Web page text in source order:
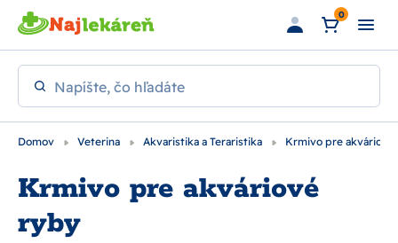
Preskočiť na hlavný obsah 0
Napíšte, čo hľadáte
Domov Veterina Akvaristika a Teraristika Krmivo pre akváriové
Krmivo pre akváriové
ryby